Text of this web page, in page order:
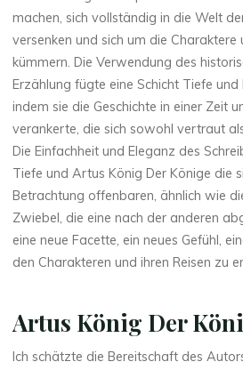
r
K
ö
n
i
g
e
–
machen, sich vollständig in die Welt
versenken und sich um die Charaktere
kümmern. Die Verwendung des
Erzählung fügte eine Schicht Tiefe
indem sie die Geschichte in einer Zeit
verankerte, die sich sowohl vertraut
Die Einfachheit und Eleganz des
Tiefe und Artus König Der Könige die
Betrachtung offenbaren, ähnlich wie
Zwiebel, die eine nach der anderen
eine neue Facette, ein neues Gefühl,
den Charakteren und ihren Reisen zu
Artus König Der
Ich schätzte die Bereitschaft des